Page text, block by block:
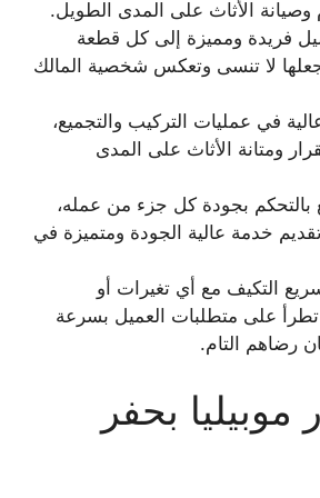
وصيانة الأثاث على المدى الطويل.
فريدة ومميزة إلى كل قطعة
لا تنسى وتعكس شخصية المالك
في عمليات التركيب والتجميع،
ومتانة الأثاث على المدى
بالتحكم بجودة كل جزء من عمله،
خدمة عالية الجودة ومتميزة في
التكيف مع أي تغيرات أو
تطرأ على متطلبات العميل بسرعة
رضاهم التام.
بحفر